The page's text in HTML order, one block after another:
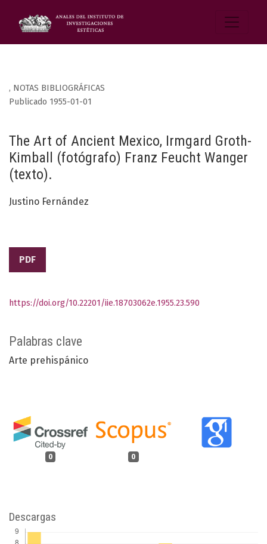
, NOTAS BIBLIOGRÁFICAS
The Art of Ancient Mexico, Irmgard Groth-
Kimball (fotógrafo) Franz Feucht Wanger
(texto).
Publicado 1955-01-01
Justino Fernández
PDF
Palabras clave
Arte prehispánico
0 0
https://doi.org/10.22201/iie.18703062e.1955.23.590
Descargas